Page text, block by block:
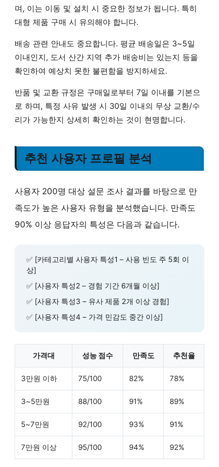
며, 이는 이동 및 설치 시 중요한 정보가 됩니다. 특히
대형 제품 구매 시 유의해야 합니다.
배송 관련 안내도 중요합니다. 평균 배송일은 3~5일
이내인지, 도서 산간 지역 추가 배송비는 있는지 등을
확인하여 예상치 못한 불편함을 방지하세요.
반품 및 교환 규정은 구매일로부터 7일 이내를 기본으
로 하며, 특정 사유 발생 시 30일 이내의 무상 교환/수
리가 가능한지 상세히 확인하는 것이 현명합니다.
추천 사용자 프로필 분석
사용자 200명 대상 설문 조사 결과를 바탕으로 만
족도가 높은 사용자 유형을 분석했습니다. 만족도
90% 이상 응답자의 특성은 다음과 같습니다.
✅ [카테고리별 사용자 특성1 – 사용 빈도 주 5회 이
상]
✅ [사용자 특성2 – 경험 기간 6개월 이상]
✅ [사용자 특성3 – 유사 제품 2개 이상 경험]
✅ [사용자 특성4 – 가격 민감도 중간 이상]
가격대 성능 점수 만족도 추천율
3만원 이하 75/100 82% 78%
3~5만원 88/100 91% 89%
5~7만원 92/100 93% 91%
7만원 이상 95/100 94% 92%